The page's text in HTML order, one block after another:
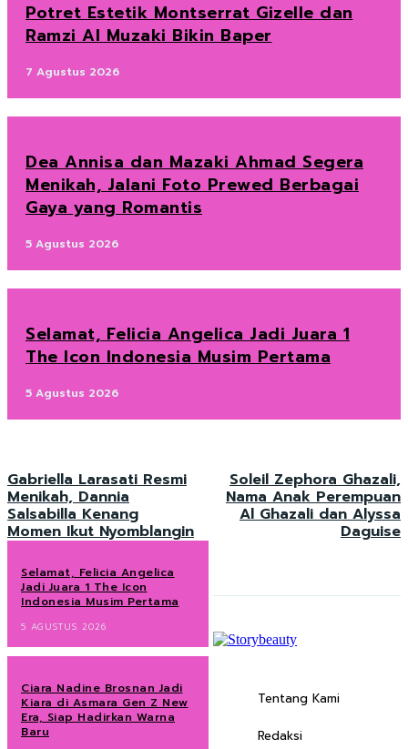
Potret Estetik Montserrat Gizelle dan
Ramzi Al Muzaki Bikin Baper
7 Agustus 2026
Dea Annisa dan Mazaki Ahmad Segera
Menikah, Jalani Foto Prewed Berbagai
Gaya yang Romantis
5 Agustus 2026
Selamat, Felicia Angelica Jadi Juara 1
The Icon Indonesia Musim Pertama
5 Agustus 2026
Gabriella Larasati Resmi
Menikah, Dannia
Salsabilla Kenang
Momen Ikut Nyomblangin
Soleil Zephora Ghazali,
Nama Anak Perempuan
Al Ghazali dan Alyssa
Daguise
Selamat, Felicia Angelica
Jadi Juara 1 The Icon
Indonesia Musim Pertama
5 AGUSTUS 2026
Ciara Nadine Brosnan Jadi
Kiara di Asmara Gen Z New
Era, Siap Hadirkan Warna
Baru
Tentang Kami
Redaksi